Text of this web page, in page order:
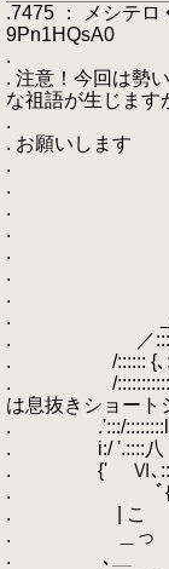
.7475 ： メシテ
9Pn1HQsA0
.
. 注意！今回は勢
な祖語が生じます
.
. お願いします
.
.
.
.
. /
.
. , ―-＜
. _/
. ／
. /:::::: {､::::::､
. /:::::::::::| ＼
は息抜きショート
. .':::/::::::::l／
. i:/ '.::::
. {' Ⅵ､:::
. ﾞ{ ヽ.:,
. | こ ゝ..
. ＿っ ￣
. ､＿